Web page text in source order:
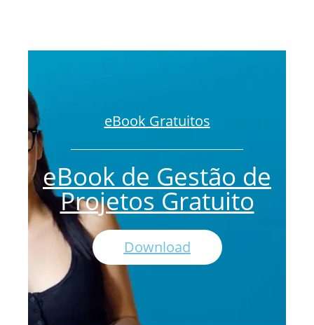
eBook Gratuitos
eBook de Gestão de
Projetos Gratuito
Download